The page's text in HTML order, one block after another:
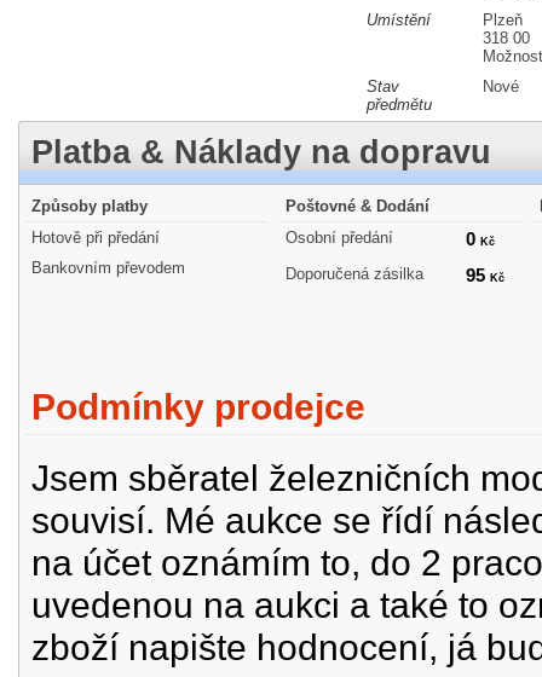
Umístění
Plzeň
318 00
Stav
předmětu
Nové
Platba & Náklady na dopravu
Způsoby platby
Hotově při předání
Bankovním převodem
Poštovné & Dodání
Osobní předání
0 Kč
Doporučená zásilka 95 Kč
Podmínky prodejce
Jsem sběratel železničních
souvisí. Mé aukce se řídí
na účet oznámím to, do 2
uvedenou na aukci a také to
zboží napište hodnocení, já